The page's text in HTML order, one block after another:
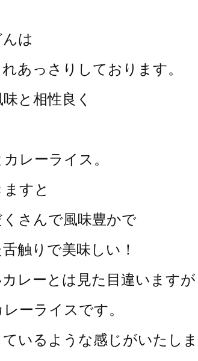
は
あっさりしております。
と相性良く
レーライス。
すと
さんで風味豊かで
触りで美味しい！
レーとは 見た目違いますが
ーライスです。
いるような感じがいたし